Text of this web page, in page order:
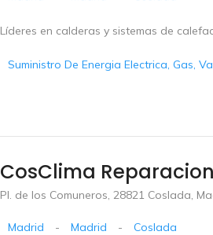
Líderes en calderas y sistemas de
Suministro De Energia Electrica, Gas,
CosClima
Pl. de los Comuneros, 28821 Coslada,
Madrid - Madrid - Coslada